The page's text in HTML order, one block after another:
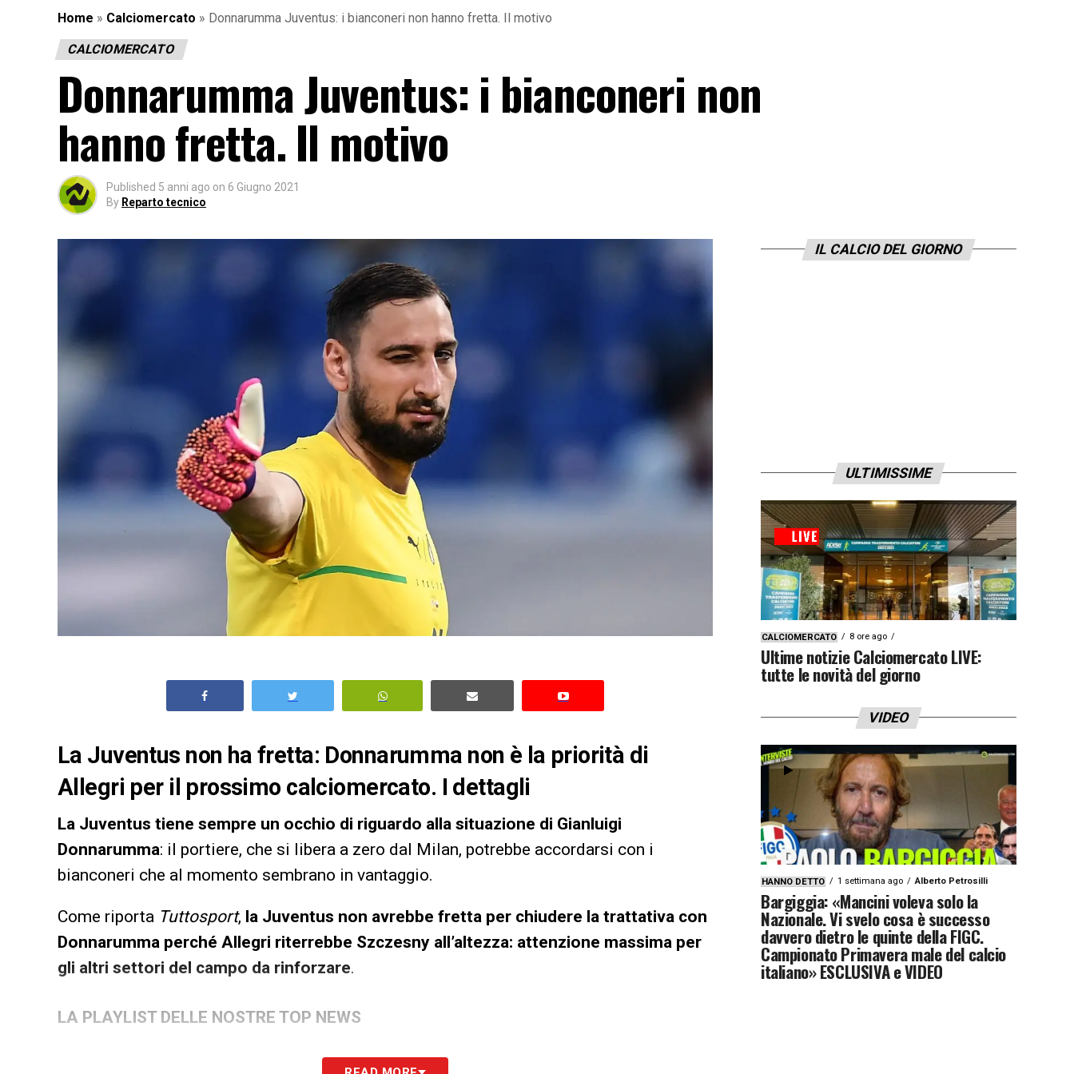
Home » Calciomercato » Donnarumma Juventus: i bianconeri non hanno fretta. Il motivo
CALCIOMERCATO
Donnarumma Juventus: i bianconeri non
hanno fretta. Il motivo
Published 5 anni ago on 6 Giugno 2021
By Reparto tecnico
La Juventus non ha fretta: Donnarumma non è la priorità di
Allegri per il prossimo calciomercato. I dettagli
La Juventus tiene sempre un occhio di riguardo alla situazione di Gianluigi
Donnarumma: il portiere, che si libera a zero dal Milan, potrebbe accordarsi con i
bianconeri che al momento sembrano in vantaggio.
Come riporta Tuttosport, la Juventus non avrebbe fretta per chiudere la trattativa con
Donnarumma perché Allegri riterrebbe Szczesny all’altezza: attenzione massima per
gli altri settori del campo da rinforzare.
LA PLAYLIST DELLE NOSTRE TOP NEWS
IL CALCIO DEL GIORNO
ULTIMISSIME
CALCIOMERCATO 8 ore ago
Ultime notizie Calciomercato LIVE:
tutte le novità del giorno
VIDEO
HANNO DETTO 1 settimana ago Alberto Petrosilli
Bargiggia: «Mancini voleva solo la
Nazionale. Vi svelo cosa è successo
davvero dietro le quinte della FIGC.
Campionato Primavera male del calcio
italiano» ESCLUSIVA e VIDEO